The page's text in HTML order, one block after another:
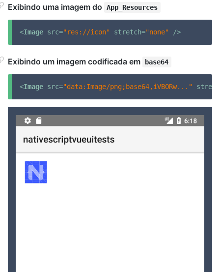
Exibindo uma imagem do App_Resources
<Image src="res://icon" stretch="none" />
Exibindo um imagem codificada em base64
<Image src="data:Image/png;base64,iVBORw..."